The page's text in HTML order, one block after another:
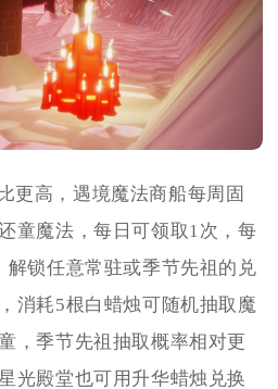
更高，遇境魔法商船每周固
童魔法，每日可领取1次，每
解锁任意常驻或季节先祖的兑
消耗5根白蜡烛可随机抽取魔
，季节先祖抽取概率相对更
光殿堂也可用升华蜡烛兑换